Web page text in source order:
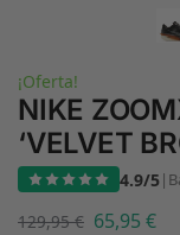
¡Oferta!
NIKE
‘VELVET
4.9/5|
129,95€ 65,95 €